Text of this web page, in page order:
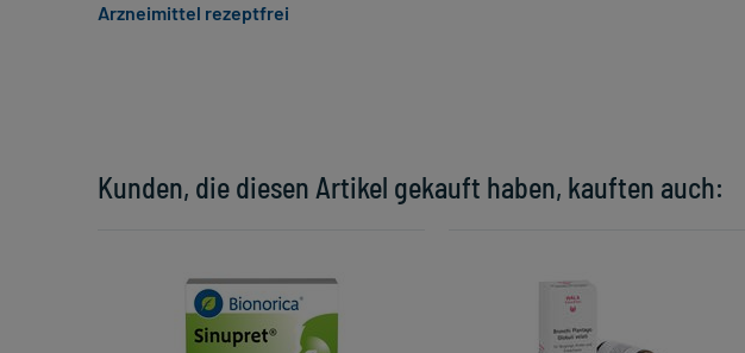
Kunden, die diesen Artikel gekauft haben, kauften auch:
Arzneimittel rezeptfrei